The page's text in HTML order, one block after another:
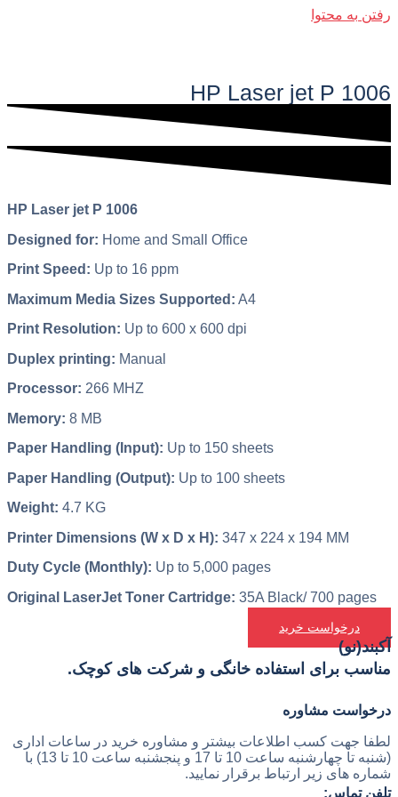
رفتن به محتوا
HP Laser jet P 1006​
HP Laser jet P 1006
Designed for: Home and Small Office
Print Speed: Up to 16 ppm
Maximum Media Sizes Supported: A4
Print Resolution: Up to 600 x 600 dpi
Duplex printing: Manual
Processor: 266 MHZ
Memory: 8 MB
Paper Handling (Input): Up to 150 sheets
Paper Handling (Output): Up to 100 sheets
Weight: 4.7 KG
Printer Dimensions (W x D x H): 347 x 224 x 194 MM
Duty Cycle (Monthly): Up to 5,000 pages
Original LaserJet Toner Cartridge: 35A Black/ 700 pages
درخواست خرید
آکبند(نو)
مناسب برای استفاده خانگی و شرکت های کوچک.
درخواست مشاوره
لطفا جهت کسب اطلاعات بیشتر و مشاوره خرید در ساعات اداری
(شنبه تا چهارشنبه ساعت 10 تا 17 و پنجشنبه ساعت 10 تا 13) با
شماره های زیر ارتباط برقرار نمایید.
تلفن تماس: